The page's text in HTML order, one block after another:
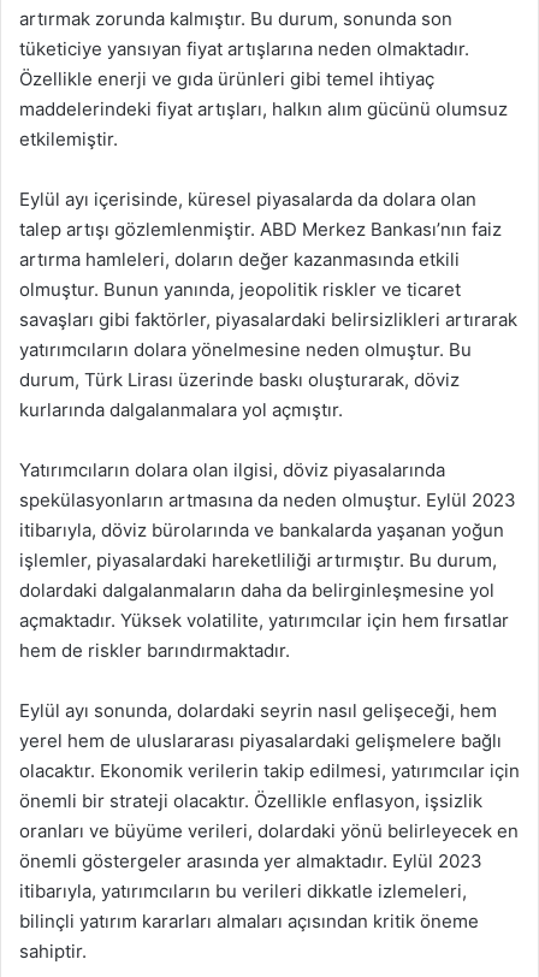
artırmak zorunda kalmıştır. Bu durum, sonunda son
tüketiciye yansıyan fiyat artışlarına neden olmaktadır.
Özellikle enerji ve gıda ürünleri gibi temel ihtiyaç
maddelerindeki fiyat artışları, halkın alım gücünü olumsuz
etkilemiştir.
Eylül ayı içerisinde, küresel piyasalarda da dolara olan
talep artışı gözlemlenmiştir. ABD Merkez Bankası’nın faiz
artırma hamleleri, doların değer kazanmasında etkili
olmuştur. Bunun yanında, jeopolitik riskler ve ticaret
savaşları gibi faktörler, piyasalardaki belirsizlikleri artırarak
yatırımcıların dolara yönelmesine neden olmuştur. Bu
durum, Türk Lirası üzerinde baskı oluşturarak, döviz
kurlarında dalgalanmalara yol açmıştır.
Yatırımcıların dolara olan ilgisi, döviz piyasalarında
spekülasyonların artmasına da neden olmuştur. Eylül 2023
itibarıyla, döviz bürolarında ve bankalarda yaşanan yoğun
işlemler, piyasalardaki hareketliliği artırmıştır. Bu durum,
dolardaki dalgalanmaların daha da belirginleşmesine yol
açmaktadır. Yüksek volatilite, yatırımcılar için hem fırsatlar
hem de riskler barındırmaktadır.
Eylül ayı sonunda, dolardaki seyrin nasıl gelişeceği, hem
yerel hem de uluslararası piyasalardaki gelişmelere bağlı
olacaktır. Ekonomik verilerin takip edilmesi, yatırımcılar için
önemli bir strateji olacaktır. Özellikle enflasyon, işsizlik
oranları ve büyüme verileri, dolardaki yönü belirleyecek en
önemli göstergeler arasında yer almaktadır. Eylül 2023
itibarıyla, yatırımcıların bu verileri dikkatle izlemeleri,
bilinçli yatırım kararları almaları açısından kritik öneme
sahiptir.